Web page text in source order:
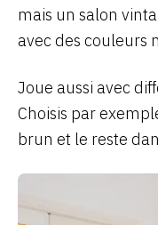
mais un salon
avec des couleurs
Joue aussi avec
Choisis par
brun et le reste